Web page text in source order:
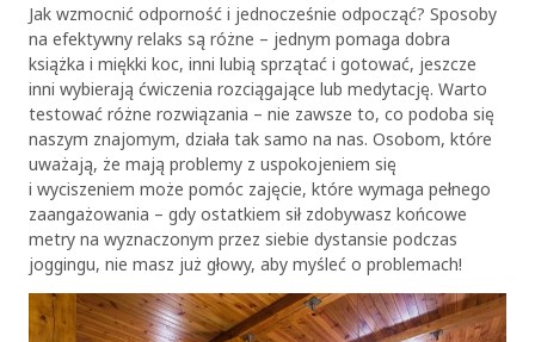
Jak wzmocnić odporność i jednocześnie odpocząć? Sposoby
na efektywny relaks są różne – jednym pomaga dobra
książka i miękki koc, inni lubią sprzątać i gotować, jeszcze
inni wybierają ćwiczenia rozciągające lub medytację. Warto
testować różne rozwiązania – nie zawsze to, co podoba się
naszym znajomym, działa tak samo na nas. Osobom, które
uważają, że mają problemy z uspokojeniem się
i wyciszeniem może pomóc zajęcie, które wymaga pełnego
zaangażowania – gdy ostatkiem sił zdobywasz końcowe
metry na wyznaczonym przez siebie dystansie podczas
joggingu, nie masz już głowy, aby myśleć o problemach!